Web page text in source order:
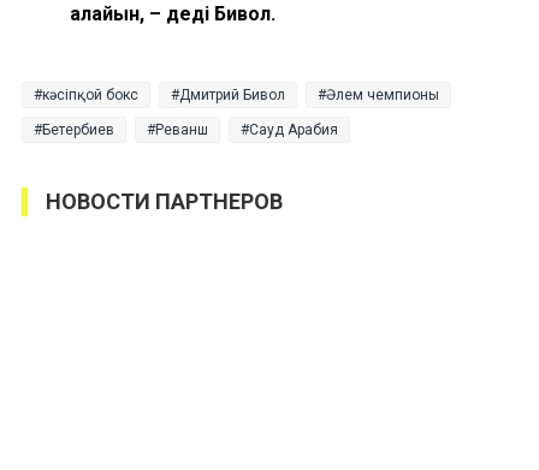
алайын, – деді Бивол.
кәсіпқой бокс Дмитрий Бивол Әлем чемпионы
Бетербиев Реванш Сауд Арабия
НОВОСТИ ПАРТНЕРОВ